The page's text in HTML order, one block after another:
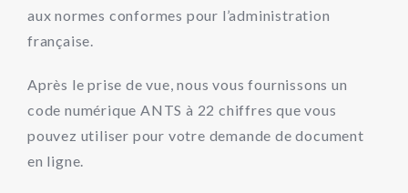
aux normes conformes pour l’administration
française.
Après le prise de vue, nous vous fournissons un
code numérique ANTS à 22 chiffres que vous
pouvez utiliser pour votre demande de document
en ligne.